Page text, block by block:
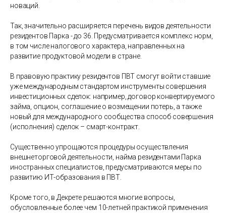
новаций.
Так, значительно расширяется перечень видов деятельности
резидентов Парка - до 36. Предусматривается комплекс норм,
в том числе налогового характера, направленных на
развитие продуктовой модели в стране.
В правовую практику резидентов ПВТ смогут войти ставшие
уже международным стандартом инструменты совершения
инвестиционных сделок: например, договор конвертируемого
займа, опцион, соглашение о возмещении потерь, а также
новый для международного сообщества способ совершения
(исполнения) сделок – смарт-контракт.
Существенно упрощаются процедуры осуществления
внешнеторговой деятельности, найма резидентами Парка
иностранных специалистов, предусматриваются меры по
развитию ИТ-образования в ПВТ.
Кроме того, в Декрете решаются многие вопросы,
обусловленные более чем 10-летней практикой применения